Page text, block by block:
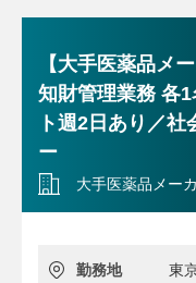
【大手医薬品メ
知財管理業務 各
ト週2日あり／
ー
大手医薬品メー
勤務地
東